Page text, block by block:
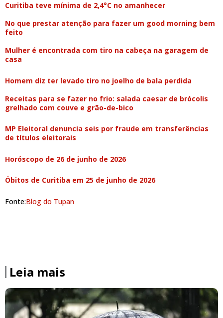
Curitiba teve mínima de 2,4°C no amanhecer
No que prestar atenção para fazer um good morning bem
feito
Mulher é encontrada com tiro na cabeça na garagem de
casa
Homem diz ter levado tiro no joelho de bala perdida
Receitas para se fazer no frio: salada caesar de brócolis
grelhado com couve e grão-de-bico
MP Eleitoral denuncia seis por fraude em transferências
de títulos eleitorais
Horóscopo de 26 de junho de 2026
Óbitos de Curitiba em 25 de junho de 2026
Fonte:Blog do Tupan
Leia mais